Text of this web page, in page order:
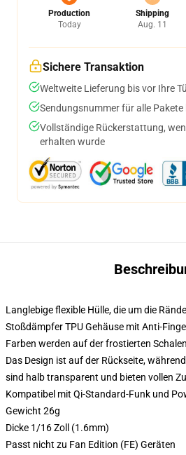
Production
Today
Shipping
Aug. 11
Sichere Transaktion
Weltweite Lieferung bis vor Ihre
Sendungsnummer für alle
Vollständige Rückerstattung,
erhalten wurde
Langlebige flexible Hülle, die um die
Stoßdämpfer TPU Gehäuse mit Anti-
Farben werden auf der frostierten
Das Design ist auf der Rückseite,
sind halb transparent und bieten vollen
Kompatibel mit Qi-Standard-Funk und
Gewicht 26g
Dicke 1/16 Zoll (1.6mm)
Passt nicht zu Fan Edition (FE) Geräten